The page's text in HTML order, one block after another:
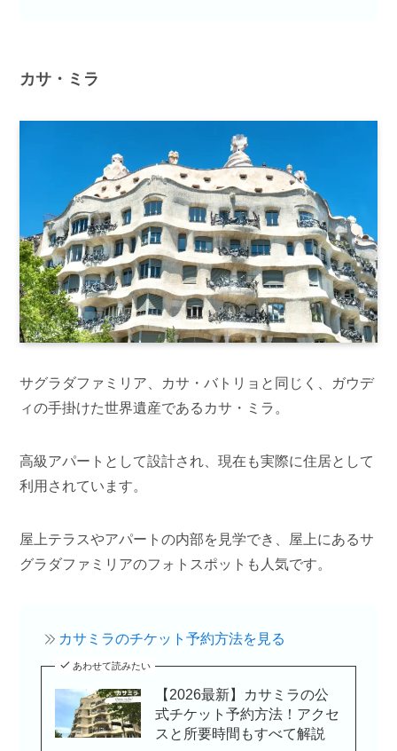
カサ・ミラ
サグラダファミリア、カサ・バトリョと同じく、ガウデ
ィの手掛けた世界遺産であるカサ・ミラ。
高級アパートとして設計され、現在も実際に住居として
利用されています。
屋上テラスやアパートの内部を見学でき、屋上にあるサ
グラダファミリアのフォトスポットも人気です。
カサミラのチケット予約方法を見る
あわせて読みたい
【2026最新】カサミラの公
式チケット予約方法！アクセ
スと所要時間もすべて解説